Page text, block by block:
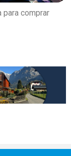
para comprar